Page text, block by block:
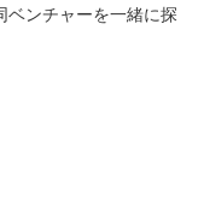
ベンチャーを一緒に探